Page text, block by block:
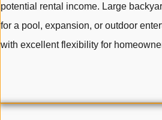
potential rental income. Large
for a pool, expansion, or outdoor
with excellent flexibility for